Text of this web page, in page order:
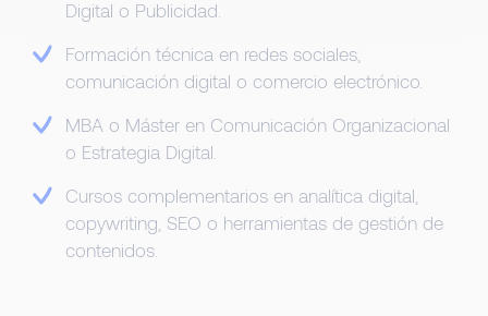
Digital o Publicidad.
Formación técnica en redes sociales,
comunicación digital o comercio electrónico.
MBA o Máster en Comunicación Organizacional
o Estrategia Digital.
Cursos complementarios en analítica digital,
copywriting, SEO o herramientas de gestión de
contenidos.